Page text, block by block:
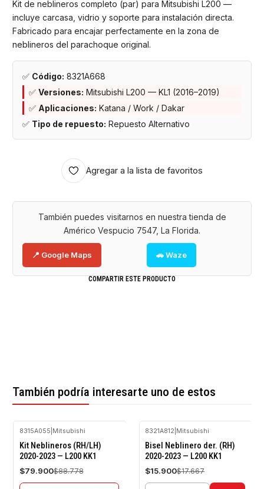
Kit de neblineros completo (par) para Mitsubishi L200 —
incluye carcasa, vidrio y soporte para instalación directa.
Fabricado para encajar perfectamente en la zona de
neblineros del parachoque original.
✅ Código: 8321A668
✅ Versiones: Mitsubishi L200 — KL1 (2016–2019)
✅ Aplicaciones: Katana / Work / Dakar
✅ Tipo de repuesto: Repuesto Alternativo
Agregar a la lista de favoritos
También puedes visitarnos en nuestra tienda de
Américo Vespucio 7547, La Florida.
📍 Google Maps 🚗 Waze
COMPARTIR ESTE PRODUCTO
También podría interesarte uno de estos
-10%
OFF
8315A055 Mitsubishi
Kit Neblineros (RH/LH)
2020-2023 — L200 KK1
$79.900$88.778
-10%
OFF
8321A812 Mitsubishi
Bisel Neblinero der. (RH)
2020-2023 — L200 KK1
$15.900$17.667